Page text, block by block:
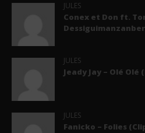
JULES
Conex et Don ft.
JULES
Jeady Jay – Olé
JULES
Fanicko – Folies